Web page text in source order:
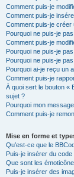
Comment puis-je
Comment puis-je
Comment puis-je créer
Pourquoi ne puis-je
Comment puis-je
Pourquoi ne puis-je
Pourquoi ne puis-je
Pourquoi ai-je reçu un
Comment puis-je
À quoi sert le bouton «
sujet ?
Pourquoi mon
Comment puis-je
Mise en forme et
Qu’est-ce que le
Puis-je insérer du code
Que sont les
Puis-je insérer des